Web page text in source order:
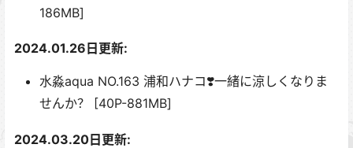
186MB]
2024.01.26 日更新:
水淼aqua NO.163 浦和ハナコ❣️一緒に涼しくなりま
せんか？ [40P-881MB]
2024.03.20日更新: